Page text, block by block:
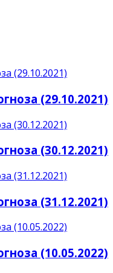
(29.10.2021)
(30.12.2021)
(31.12.2021)
(10.05.2022)